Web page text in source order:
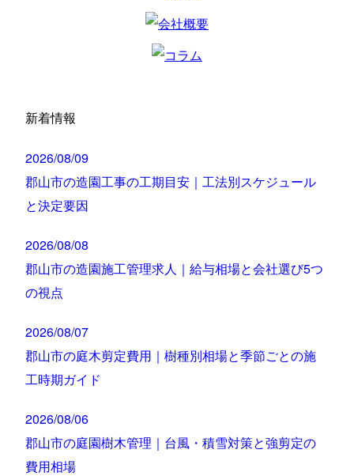
新着情報
2026/08/09
郡山市の造園工事の工期目安｜工法別スケジュール
と決定要因
2026/08/08
郡山市の造園施工管理求人｜給与相場と会社選び5つ
の視点
2026/08/07
郡山市の庭木剪定費用｜樹種別相場と季節ごとの施
工時期ガイド
2026/08/06
郡山市の庭園樹木管理｜台風・積雪対策と強剪定の
費用相場